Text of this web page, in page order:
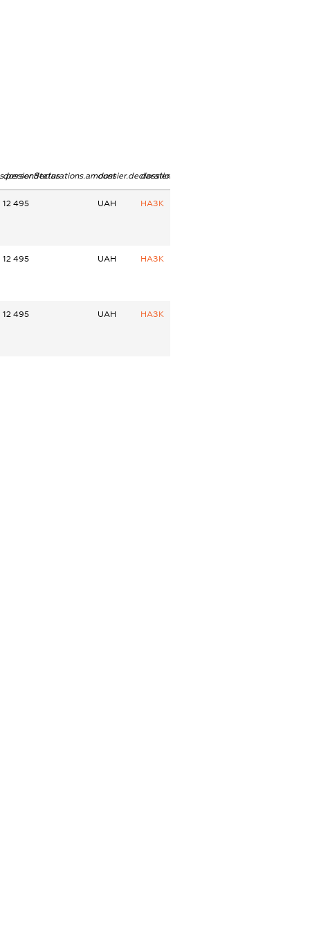
dossier.declarations.amountdossier.declarations.currency
dossier.declarations.source
12 495 UAH НАЗК
12 495 UAH НАЗК
12 495 UAH НАЗК